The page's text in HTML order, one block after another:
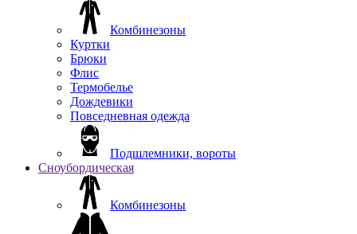
Комбинезоны
Куртки
Брюки
Флис
Термобелье
Дождевики
Повседневная одежда
Подшлемники, вороты
Сноубордическая
Комбинезоны